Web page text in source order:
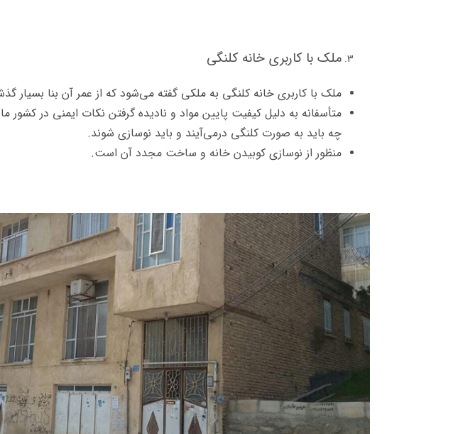
ملک با کاربری خانه کلنگی
ملک با کاربری خانه کلنگی به ملکی گفته می‌شود که از عمر آن بنا بسیار
متأسفانه به دلیل کیفیت پایین مواد و نادیده گرفتن نکات ایمنی در کشور
چه باید به صورت کلنگی درمی‌آیند و باید نوسازی شوند.
منظور از نوسازی کوبیدن خانه و ساخت مجدد آن است.